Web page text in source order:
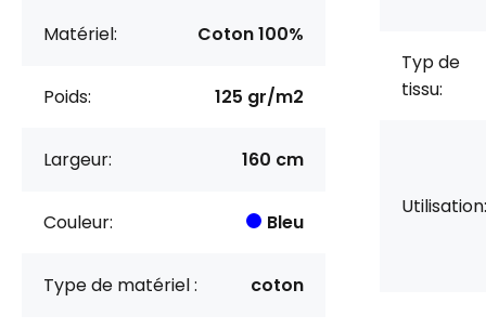
Matériel: Coton 100%
Poids: 125 gr/m2
Largeur: 160 cm
Couleur: Bleu
Type de matériel : coton
Typ de
tissu:
Utilisation: